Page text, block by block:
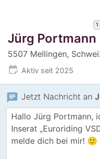
1
Jürg Portmann
5507 Mellingen,
edit_calendar Aktiv seit 2025
chat Jetzt Nachricht an